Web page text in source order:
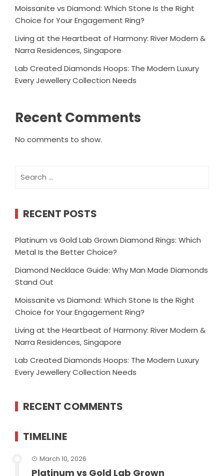
Moissanite vs Diamond: Which Stone Is the Right
Choice for Your Engagement Ring?
Living at the Heartbeat of Harmony: River Modern &
Narra Residences, Singapore
Lab Created Diamonds Hoops: The Modern Luxury
Every Jewellery Collection Needs
Recent Comments
No comments to show.
for:
RECENT POSTS
Platinum vs Gold Lab Grown Diamond Rings: Which
Metal Is the Better Choice?
Diamond Necklace Guide: Why Man Made Diamonds
Stand Out
Moissanite vs Diamond: Which Stone Is the Right
Choice for Your Engagement Ring?
Living at the Heartbeat of Harmony: River Modern &
Narra Residences, Singapore
Lab Created Diamonds Hoops: The Modern Luxury
Every Jewellery Collection Needs
RECENT COMMENTS
TIMELINE
March 10, 2026
Platinum vs Gold Lab Grown